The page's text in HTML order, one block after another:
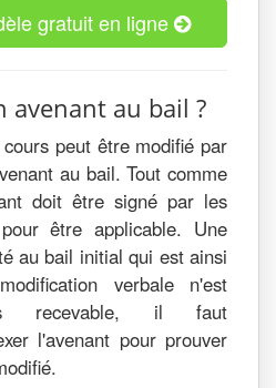
gratuit en ligne
avenant au bail ?
peut être modifié par
au bail. Tout comme
doit être signé par les
être applicable. Une
au bail initial qui est ainsi
verbale n'est
recevable, il faut
l'avenant pour prouver